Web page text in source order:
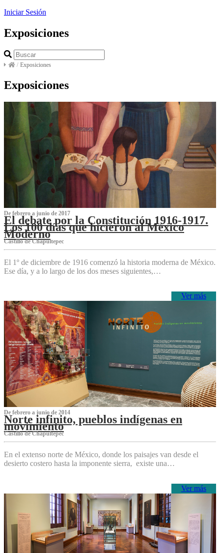
Iniciar Sesión
Exposiciones
/ Exposiciones
Exposiciones
De febrero a junio de 2017
El debate por la Constitución 1916-1917.
Los 100 días que hicieron al México
Moderno
Castillo de Chapultepec
El 1º de diciembre de 1916 comenzó la historia moderna de México.
Ese día, y a lo largo de los dos meses siguientes,…
Ver más
De febrero a junio de 2014
Norte infinito, pueblos indígenas en
movimiento
Castillo de Chapultepec
En el extenso norte de México, donde los paisajes van desde el
desierto costero hasta la imponente sierra, existe una…
Ver más